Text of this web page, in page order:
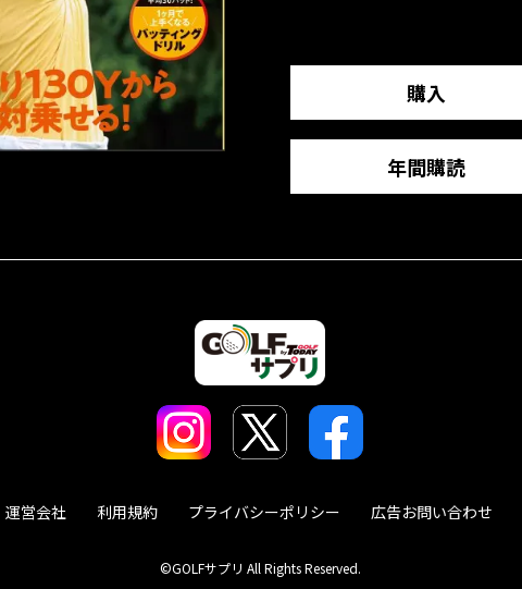
購入
年間購読
運営会社 利用規約 プライバシーポリシー 広告お問い合わせ
©GOLFサプリ All Rights Reserved.